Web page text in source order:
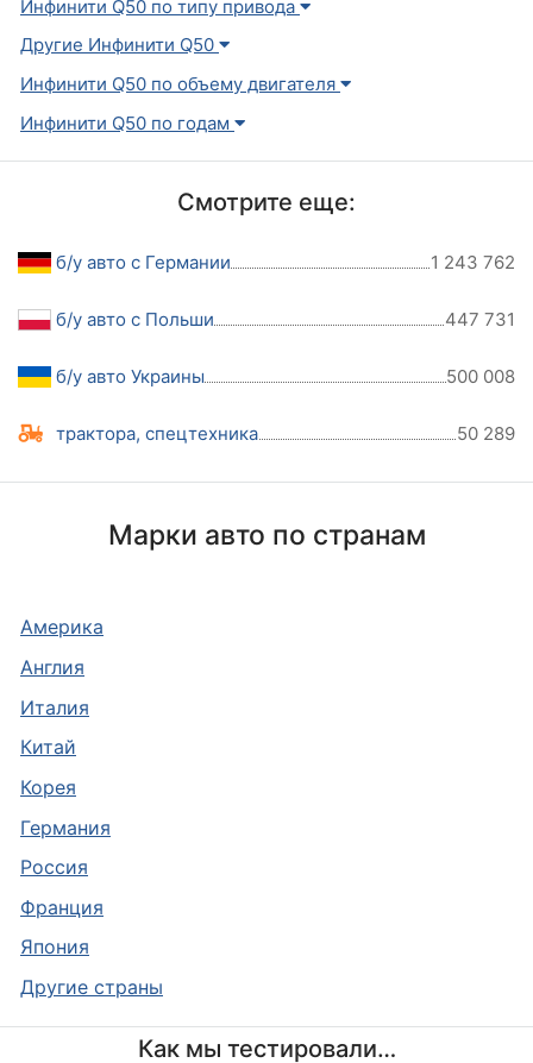
Инфинити Q50 по типу привода
Другие Инфинити Q50
Инфинити Q50 по объему двигателя
Инфинити Q50 по годам
Смотрите еще:
б/у авто с Германии 1 243 762
б/у авто с Польши 447 731
б/у авто Украины 500 008
трактора, спецтехника 50 289
Марки авто по странам
Америка
Англия
Италия
Китай
Корея
Германия
Россия
Франция
Япония
Другие страны
Как мы тестировали…